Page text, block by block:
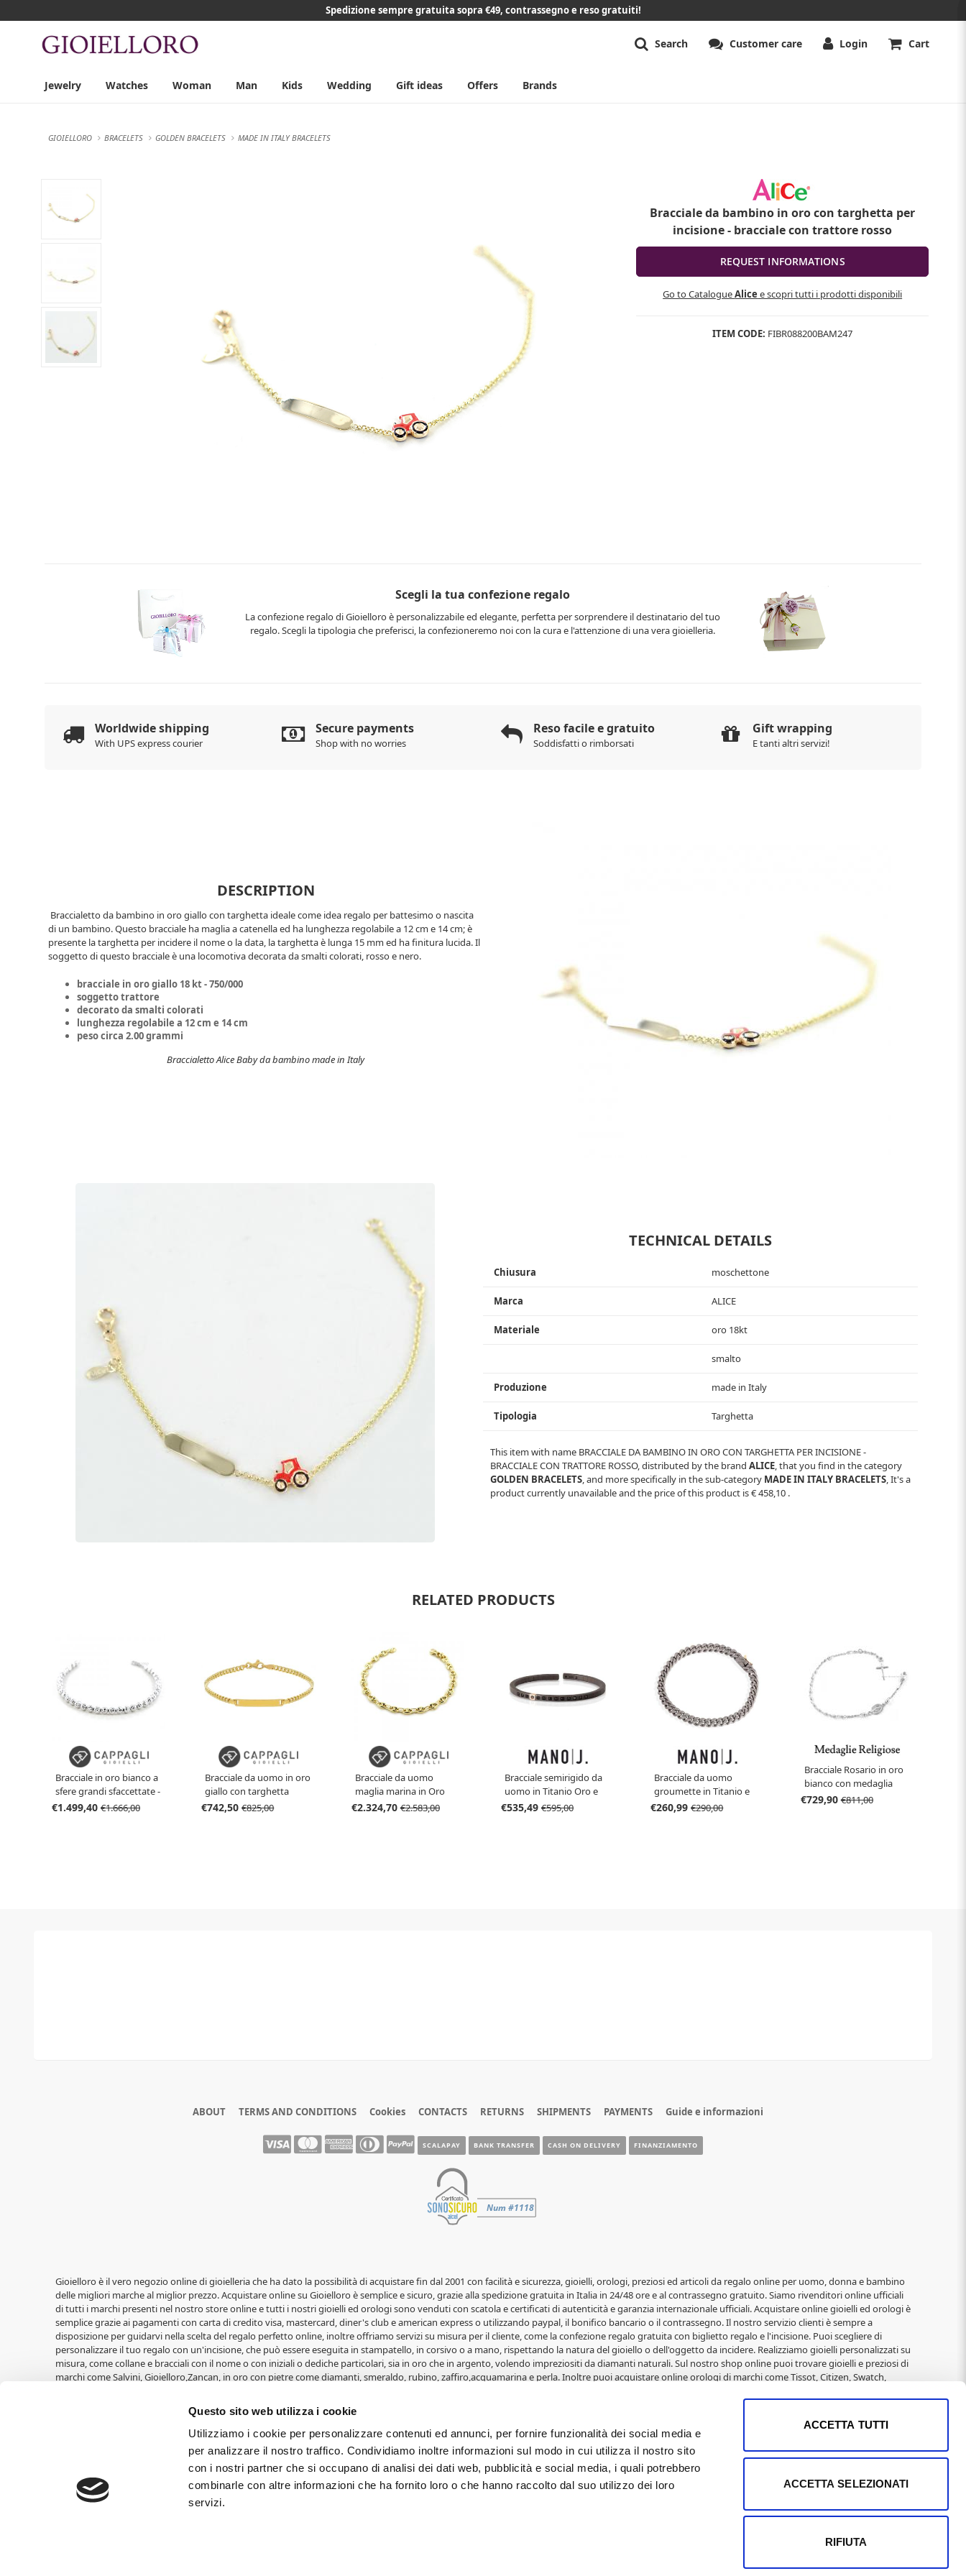
Questo sito web utilizza i cookie
Utilizziamo i cookie per personalizzare contenuti ed annunci, per fornire funzionalità dei social media e
per analizzare il nostro traffico. Condividiamo inoltre informazioni sul modo in cui utilizza il nostro sito
con i nostri partner che si occupano di analisi dei dati web, pubblicità e social media, i quali potrebbero
combinarle con altre informazioni che ha fornito loro o che hanno raccolto dal suo utilizzo dei loro
servizi.
ACCETTA TUTTI
ACCETTA SELEZIONATI
RIFIUTA
Spedizione sempre gratuita sopra €49, contrassegno e reso gratuiti!
Search Customer care Login Cart
Jewelry Watches Woman Man Kids Wedding Gift ideas Offers Brands
GIOIELLORO BRACELETS GOLDEN BRACELETS MADE IN ITALY BRACELETS
Bracciale da bambino in oro con targhetta per
incisione - bracciale con trattore rosso
Go to CatalogueAlice e scopri tutti i prodotti disponibili
ITEM CODE: FIBR088200BAM247
Scegli la tua confezione regalo
La confezione regalo di Gioielloro è personalizzabile ed elegante, perfetta per sorprendere il destinatario del tuo
regalo. Scegli la tipologia che preferisci, la confezioneremo noi con la cura e l'attenzione di una vera gioielleria.
Worldwide shipping
With UPS express courier
Secure payments
Shop with no worries
Reso facile e gratuito
Soddisfatti o rimborsati
Gift wrapping
E tanti altri servizi!
DESCRIPTION
Braccialetto da bambino in oro giallo con targhetta ideale come idea regalo per battesimo o nascita
di un bambino. Questo bracciale ha maglia a catenella ed ha lunghezza regolabile a 12 cm e 14 cm; è
presente la targhetta per incidere il nome o la data, la targhetta è lunga 15 mm ed ha finitura lucida. Il
soggetto di questo bracciale è una locomotiva decorata da smalti colorati, rosso e nero.
bracciale in oro giallo 18 kt - 750/000
soggetto trattore
decorato da smalti colorati
lunghezza regolabile a 12 cm e 14 cm
peso circa 2.00 grammi
Braccialetto Alice Baby da bambino made in Italy
TECHNICAL DETAILS
Chiusura moschettone
Marca ALICE
Materiale oro 18kt
smalto
Produzione made in Italy
Tipologia Targhetta
This item with name BRACCIALE DA BAMBINO IN ORO CON TARGHETTA PER INCISIONE -
BRACCIALE CON TRATTORE ROSSO, distributed by the brand ALICE , that you find in the category
GOLDEN BRACELETS , and more specifically in the sub-category MADE IN ITALY BRACELETS , It's a
product currently unavailable and the price of this product is€ 458,10 .
RELATED PRODUCTS
Bracciale in oro bianco a
sfere grandi sfaccettate -
Oreficeria vicentina
€1.499,40 €1.666,00
Bracciale da uomo in oro
giallo con targhetta
maglia groumette 18 cm
€742,50€825,00
Bracciale da uomo
maglia marina in Oro
bracciale nautico
€2.324,70€2.583,00
Bracciale semirigido da
uomo in Titanio Oro e
diamanti neri
€535,49 €595,00
Bracciale da uomo
groumette in Titanio e
Oro
€260,99€290,00
Bracciale Rosario in oro
bianco con medaglia
Madonna Miracolosa e
€729,90€811,00
ABOUT TERMS AND CONDITIONS Cookies CONTACTS RETURNS SHIPMENTS PAYMENTS Guide e informazioni
SCALAPAY BANK TRANSFER CASH ON DELIVERY FINANZIAMENTO
Gioielloro è il vero negozio online di gioielleria che ha dato la possibilità di acquistare fin dal 2001 con facilità e sicurezza, gioielli, orologi, preziosi ed articoli da regalo online per uomo, donna e bambino
delle migliori marche al miglior prezzo. Acquistare online su Gioielloro è semplice e sicuro, grazie alla spedizione gratuita in Italia in 24/48 ore e al contrassegno gratuito. Siamo rivenditori online ufficiali
di tutti i marchi presenti nel nostro store online e tutti i nostri gioielli ed orologi sono venduti con scatola e certificati di autenticità e garanzia internazionale ufficiali. Acquistare online gioielli ed orologi è
semplice grazie ai pagamenti con carta di credito visa, mastercard, diner's club e american express o utilizzando paypal, il bonifico bancario o il contrassegno. Il nostro servizio clienti è sempre a
disposizione per guidarvi nella scelta del regalo perfetto online, inoltre offriamo servizi su misura per il cliente, come la confezione regalo gratuita con biglietto regalo e l'incisione. Puoi scegliere di
personalizzare il tuo regalo con un'incisione, che può essere eseguita in stampatello, in corsivo o a mano, rispettando la natura del gioiello o dell'oggetto da incidere. Realizziamo gioielli personalizzati su
misura, come collane e bracciali con il nome o con iniziali o dediche particolari, sia in oro che in argento, volendo impreziositi da diamanti naturali. Sul nostro shop online puoi trovare gioielli e preziosi di
marchi come Salvini, Gioielloro,Zancan, in oro con pietre come diamanti, smeraldo, rubino, zaffiro,acquamarina e perla. Inoltre puoi acquistare online orologi di marchi come Tissot, Citizen, Swatch,
Cuori Milano. Idee regalo per le nascite di Walt Disney, cornici, portafoto, album e articoli in oro. Svariate medaglie in oro 18 carati con Immagini Sacre, San Francesco, Padre Pio, Madonna Miracolosa,
Croci e tante altre. Ricordatevi di entrare nell'area Outlet troverete grandi affari su orologi e gioielli. Per ogni occasione, Natale per uomo e Natale per donna, San Valentino, Anniversari,
Cresime,Comunioni, Nascite, Compleanni, Lauree, Matrimoni.
Gioielloro, gioielleria online vendita orologi e vendita gioielli - Proprietà di Cappagli Gioielli srl - Fornacette - Pisa. Iscrizione CCIA e P.IVA 01169400502 REA Pisa n°104795 il 9/3/1991 Capitale Sociale
60.000,00 euro I.V. SIAMO RIVENDITORI AUTORIZZATI DEI MARCHI PROPOSTI. Le foto e le immagini dei prodotti sono di proprietà dei legittimi proprietari e sono puramente indicative, in quanto
possono differire nei loro effetti a seconda del tipo di monitor o di dispositivo utilizzato. Le condizioni ed i prezzi sono riservati agli ordini effettuati direttamente dal sito. I LOGHI sono coperti da
copyright ed appartengono ai legittimi proprietari.